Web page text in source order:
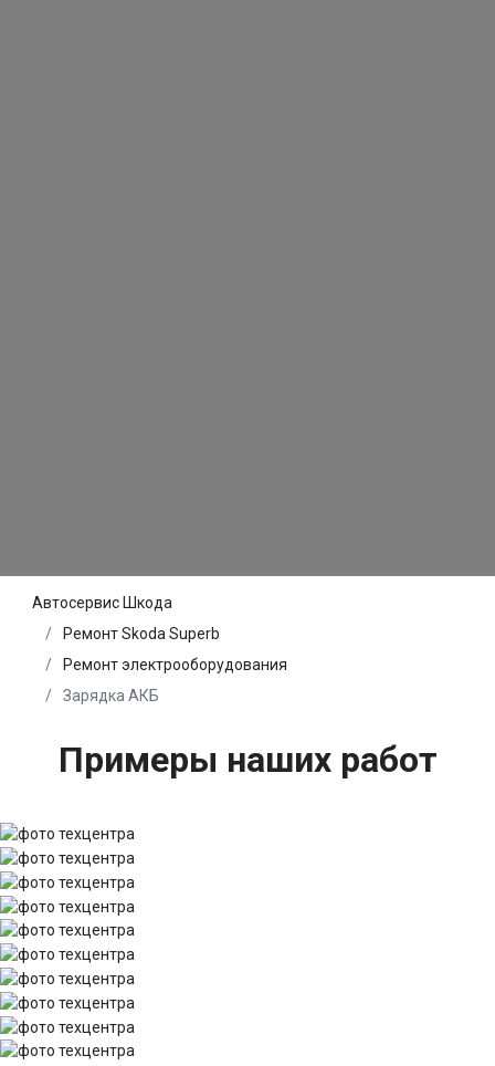
Автосервис Шкода
Ремонт Skoda Superb
Ремонт электрооборудования
Зарядка АКБ
Примеры наших работ